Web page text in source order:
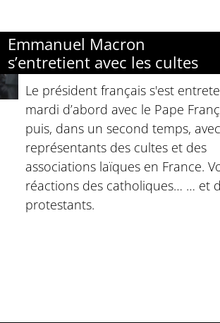
Emmanuel Macron
s’entretient avec les cultes
Le président français s'est
mardi d’abord avec le Pape
puis, dans un second temps,
représentants des cultes et des
associations laïques en France.
réactions des catholiques… … et
protestants.